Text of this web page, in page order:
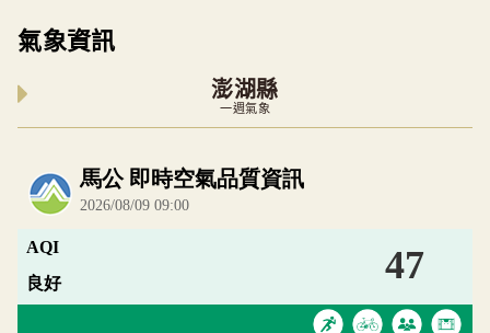
氣象資訊
澎湖縣
一週氣象
內嵌空氣品質小工具為視覺預覽，完整即時空